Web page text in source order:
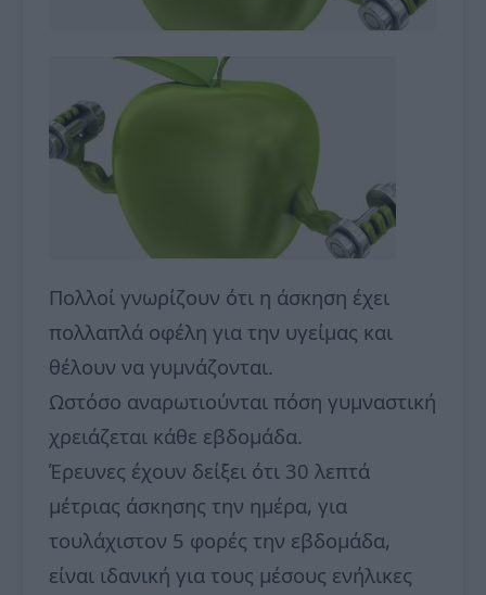
Πολλοί γνωρίζουν ότι η άσκηση έχει
πολλαπλά οφέλη για την υγείμας και
θέλουν να γυμνάζονται.
Ωστόσο αναρωτιούνται πόση γυμναστική
χρειάζεται κάθε εβδομάδα.
Έρευνες έχουν δείξει ότι 30 λεπτά
μέτριας άσκησης την ημέρα, για
τουλάχιστον 5 φορές την εβδομάδα,
είναι ιδανική για τους μέσους ενήλικες